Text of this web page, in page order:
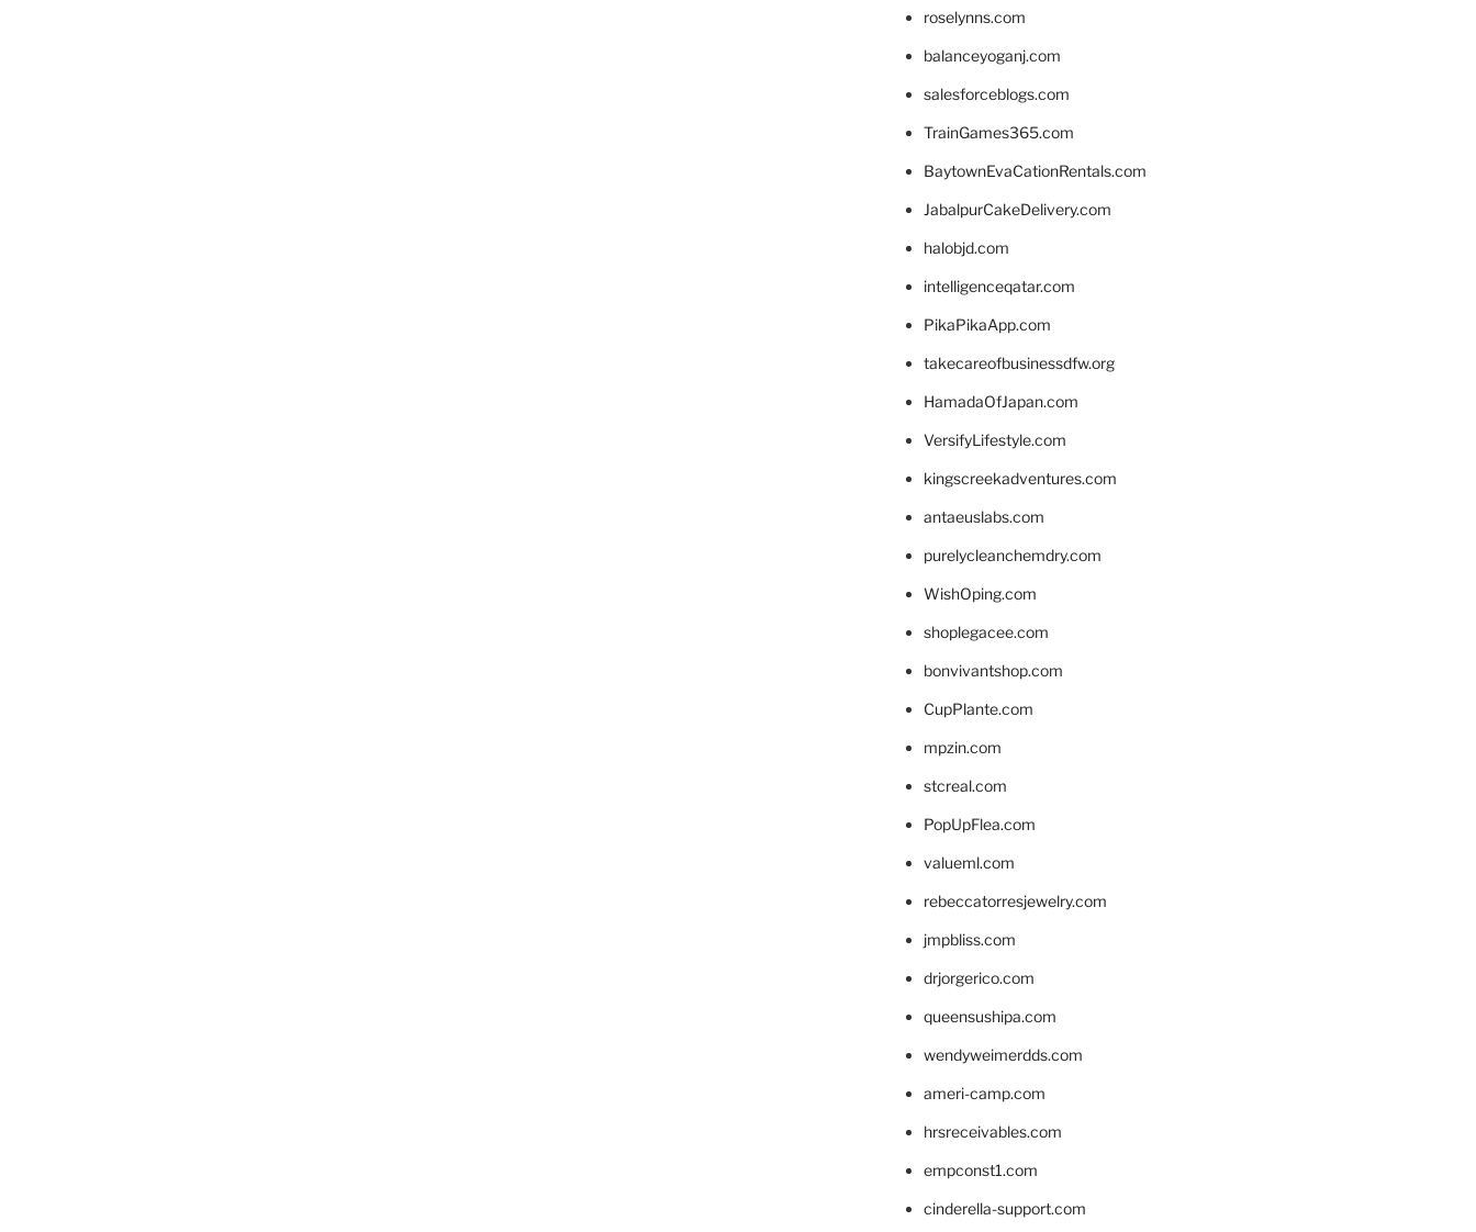
roselynns.com
balanceyoganj.com
salesforceblogs.com
TrainGames365.com
BaytownEvaCationRentals.com
JabalpurCakeDelivery.com
halobjd.com
intelligenceqatar.com
PikaPikaApp.com
takecareofbusinessdfw.org
HamadaOfJapan.com
VersifyLifestyle.com
kingscreekadventures.com
antaeuslabs.com
purelycleanchemdry.com
WishOping.com
shoplegacee.com
bonvivantshop.com
CupPlante.com
mpzin.com
stcreal.com
PopUpFlea.com
valueml.com
rebeccatorresjewelry.com
jmpbliss.com
drjorgerico.com
queensushipa.com
wendyweimerdds.com
ameri-camp.com
hrsreceivables.com
empconst1.com
cinderella-support.com